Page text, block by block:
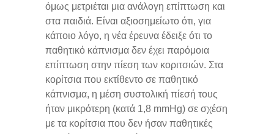
όμως μετριέται μια ανάλογη επίπτωση και
στα παιδιά. Είναι αξιοσημείωτο ότι, για
κάποιο λόγο, η νέα έρευνα έδειξε ότι το
παθητικό κάπνισμα δεν έχει παρόμοια
επίπτωση στην πίεση των κοριτσιών. Στα
κορίτσια που εκτίθεντο σε παθητικό
κάπνισμα, η μέση συστολική πίεσή τους
ήταν μικρότερη (κατά 1,8 mmHg) σε σχέση
με τα κορίτσια που δεν ήσαν παθητικές